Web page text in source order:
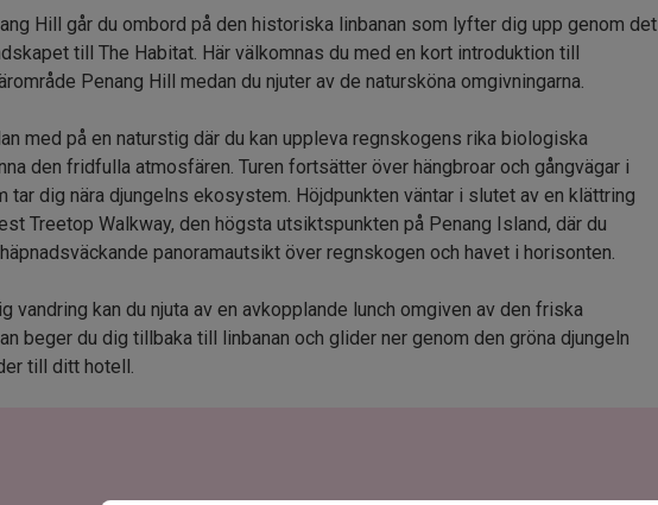
Hill går du ombord på den historiska linbanan som lyfter dig upp genom det
till The Habitat. Här välkomnas du med en kort introduktion till
Penang Hill medan du njuter av de natursköna omgivningarna.
med på en naturstig där du kan uppleva regnskogens rika biologiska
den fridfulla atmosfären. Turen fortsätter över hängbroar och gångvägar i
tar dig nära djungelns ekosystem. Höjdpunkten väntar i slutet av en klättring
Treetop Walkway, den högsta utsiktspunkten på Penang Island, där du
panoramautsikt över regnskogen och havet i horisonten.
vandring kan du njuta av en avkopplande lunch omgiven av den friska
beger du dig tillbaka till linbanan och glider ner genom den gröna djungeln
till ditt hotell.